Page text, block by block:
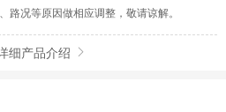
路况等原因做相应调整，敬请谅解。
细产品介绍 